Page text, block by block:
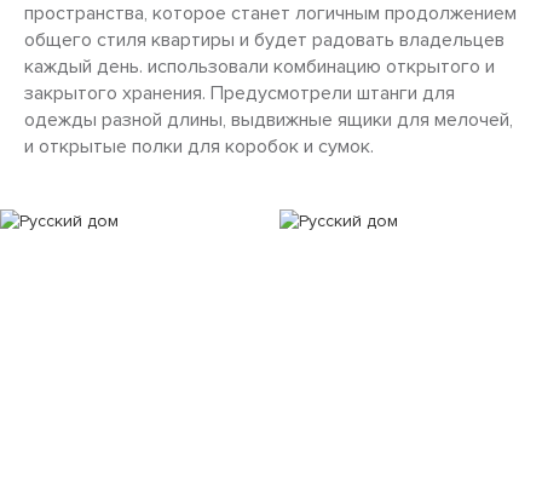
пространства, которое станет логичным продолжением
общего стиля квартиры и будет радовать владельцев
каждый день. использовали комбинацию открытого и
закрытого хранения. Предусмотрели штанги для
одежды разной длины, выдвижные ящики для мелочей,
и открытые полки для коробок и сумок.